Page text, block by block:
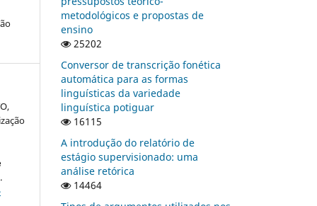
metodológicos e propostas de
ensino
25202
Conversor de transcrição fonética
automática para as formas
linguísticas da variedade
linguística potiguar
16115
A introdução do relatório de
estágio supervisionado: uma
análise retórica
14464